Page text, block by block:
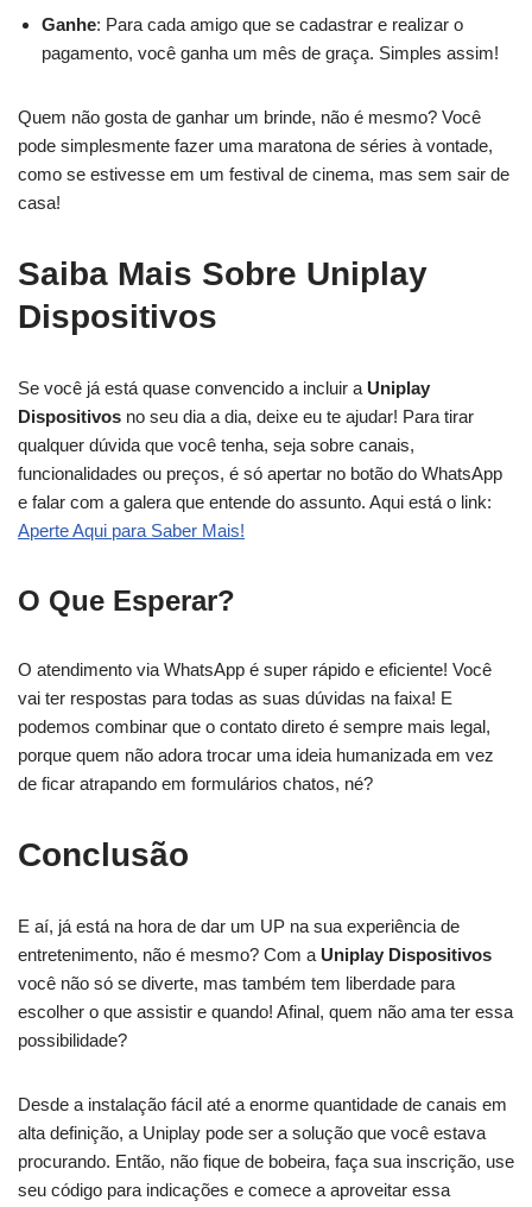
Ganhe: Para cada amigo que se cadastrar e realizar o
pagamento, você ganha um mês de graça. Simples assim!
Quem não gosta de ganhar um brinde, não é mesmo? Você
pode simplesmente fazer uma maratona de séries à vontade,
como se estivesse em um festival de cinema, mas sem sair de
casa!
Saiba Mais Sobre Uniplay
Dispositivos
Se você já está quase convencido a incluir a Uniplay
Dispositivos no seu dia a dia, deixe eu te ajudar! Para tirar
qualquer dúvida que você tenha, seja sobre canais,
funcionalidades ou preços, é só apertar no botão do WhatsApp
e falar com a galera que entende do assunto. Aqui está o link:
Aperte Aqui para Saber Mais!
O Que Esperar?
O atendimento via WhatsApp é super rápido e eficiente! Você
vai ter respostas para todas as suas dúvidas na faixa! E
podemos combinar que o contato direto é sempre mais legal,
porque quem não adora trocar uma ideia humanizada em vez
de ficar atrapando em formulários chatos, né?
Conclusão
E aí, já está na hora de dar um UP na sua experiência de
entretenimento, não é mesmo? Com a Uniplay Dispositivos
você não só se diverte, mas também tem liberdade para
escolher o que assistir e quando! Afinal, quem não ama ter essa
possibilidade?
Desde a instalação fácil até a enorme quantidade de canais em
alta definição, a Uniplay pode ser a solução que você estava
procurando. Então, não fique de bobeira, faça sua inscrição, use
seu código para indicações e comece a aproveitar essa